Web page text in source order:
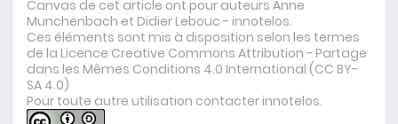
Canvas de cet article ont pour auteurs Anne
Munchenbach et Didier Lebouc - innotelos.
Ces éléments sont mis à disposition selon les termes
de la Licence Creative Commons Attribution - Partage
dans les Mêmes Conditions 4.0 International (CC BY-
SA 4.0)
Pour toute autre utilisation contacter innotelos.